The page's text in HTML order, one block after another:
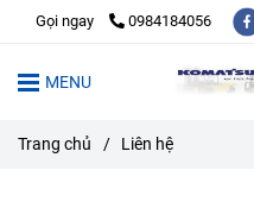
Gọi ngay 0984184056
MENU
Trang chủ / Liên hệ